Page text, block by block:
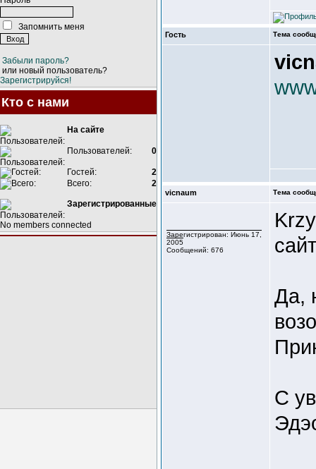
Запомнить меня
Забыли пароль?
или новый пользователь?
Зарегистрируйся!
Кто с нами
На сайте
Пользователей: 0
Гостей:
2
Всего:
2
Зарегистрированные
No members connected
Гость Тема
vicnaum Тема
Зарегистрирован: Июнь 17,
2005
Сообщений: 676
Да,
С